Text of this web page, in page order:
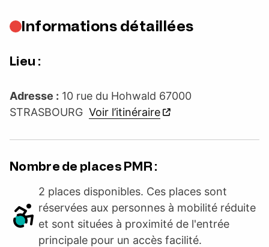
Informations détaillées
Lieu :
Adresse : 10 rue du Hohwald 67000
STRASBOURG Voir l’itinéraire
Nombre de places PMR :
2 places disponibles. Ces places sont
réservées aux personnes à mobilité réduite
et sont situées à proximité de l'entrée
principale pour un accès facilité.